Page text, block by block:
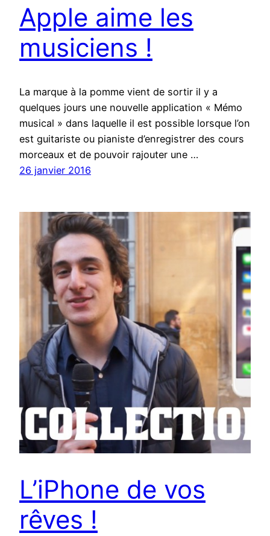
Apple aime les
musiciens !
La marque à la pomme vient de sortir il y a
quelques jours une nouvelle application « Mémo
musical » dans laquelle il est possible lorsque l’on
est guitariste ou pianiste d’enregistrer des cours
morceaux et de pouvoir rajouter une …
26 janvier 2016
L’iPhone de vos
rêves !